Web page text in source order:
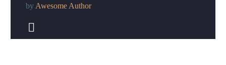
by Awesome Author

